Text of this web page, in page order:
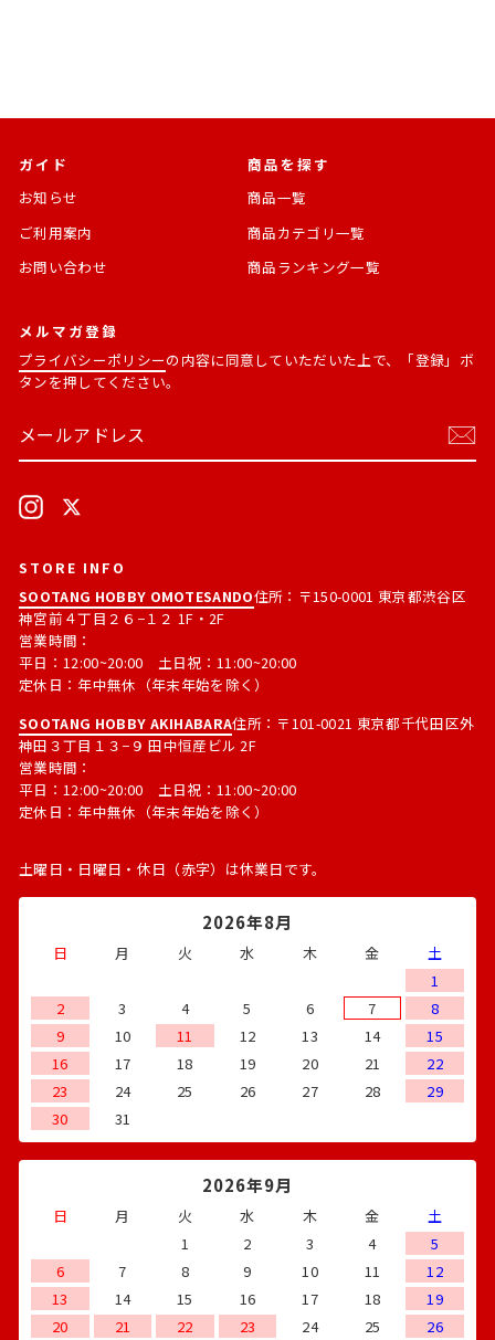
ガイド
お知らせ
ご利用案内
お問い合わせ
商品を探す
商品一覧
商品カテゴリ一覧
商品ランキング一覧
メルマガ登録
プライバシーポリシーの内容に同意していただいた上で、「登録」ボ
タンを押してください。
ー
レ
ス
読
Instagram
STORE INFO
SOOTANG HOBBY OMOTESANDO住所：〒150-0001 東京都渋谷区
神宮前４丁目２６−１２ 1F・2F
営業時間：
平日：12:00~20:00 土日祝：11:00~20:00
定休日：年中無休（年末年始を除く）
SOOTANG HOBBY AKIHABARA住所：〒101-0021 東京都千代田区外
神田３丁目１３−９ 田中恒産ビル 2F
営業時間：
平日：12:00~20:00 土日祝：11:00~20:00
定休日：年中無休（年末年始を除く）
土曜日・日曜日・休日（赤字）は休業日です。
2026年8月
日 月 火 水 木 金
土
1
2
3 4 5 6 7
8
9
10 11 12 13 14
15
16
17 18 19 20 21
22
23
24 25 26 27 28
29
30
31
2026年9月
日 月 火 水 木 金
土
1
2 3 4
5
6
7 8 9 10 11
12
13
14 15 16 17 18
19
20
21 22 23 24 25 26